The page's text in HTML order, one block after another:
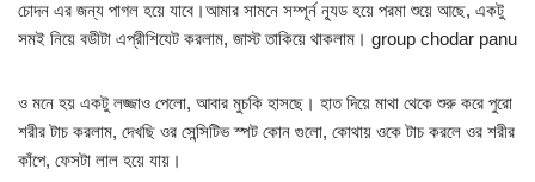
চোদন এর জন্য পাগল হয়ে যাবে।আমার সামনে সম্পূর্ন ন্যূড হয়ে পরমা শুয়ে আছে, একটু
সমই নিয়ে বডীটা এপ্রীশিযেট করলাম, জাস্ট তাকিয়ে থাকলাম। group chodar panu
ও মনে হয় একটু লজ্জাও পেলো, আবার মুচকি হাসছে। হাত দিয়ে মাথা থেকে শুরু করে পুরো
শরীর টাচ করলাম, দেখছি ওর সেন্সিটিভ স্পট কোন গুলো, কোথায় ওকে টাচ করলে ওর শরীর
কাঁপে, ফেসটা লাল হয়ে যায়।